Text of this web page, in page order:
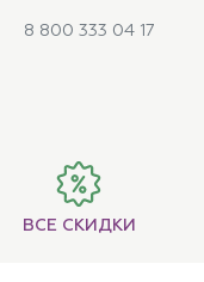
8 800 333 04 17
ВСЕ СКИДКИ